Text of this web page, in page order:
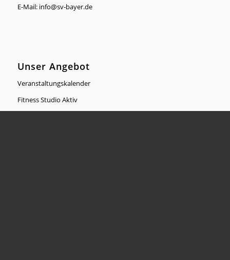
E-Mail: info@sv-bayer.de
Unser Angebot
Veranstaltungskalender
Fitness Studio Aktiv